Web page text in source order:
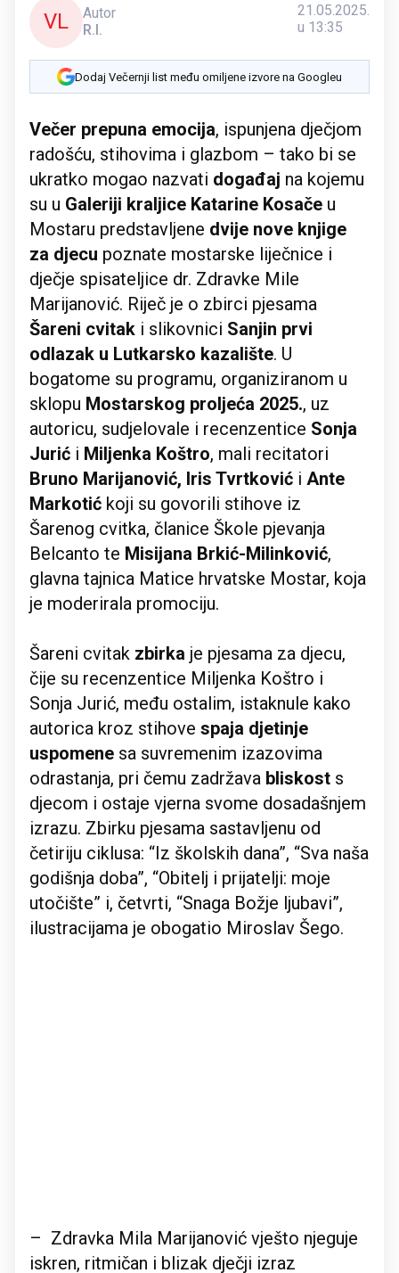
VL
Autor
R.I.
21.05.2025.
u 13:35
Dodaj Večernji list među omiljene izvore na Googleu
Večer prepuna emocija, ispunjena dječjom
radošću, stihovima i glazbom – tako bi se
ukratko mogao nazvati događaj na kojemu
su u Galeriji kraljice Katarine Kosače u
Mostaru predstavljene dvije nove knjige
za djecu poznate mostarske liječnice i
dječje spisateljice dr. Zdravke Mile
Marijanović. Riječ je o zbirci pjesama
Šareni cvitak i slikovnici Sanjin prvi
odlazak u Lutkarsko kazalište. U
bogatome su programu, organiziranom u
sklopu Mostarskog proljeća 2025., uz
autoricu, sudjelovale i recenzentice Sonja
Jurić i Miljenka Koštro, mali recitatori
Bruno Marijanović, Iris Tvrtković i Ante
Markotić koji su govorili stihove iz
Šarenog cvitka, članice Škole pjevanja
Belcanto te Misijana Brkić-Milinković,
glavna tajnica Matice hrvatske Mostar, koja
je moderirala promociju.
Šareni cvitak zbirka je pjesama za djecu,
čije su recenzentice Miljenka Koštro i
Sonja Jurić, među ostalim, istaknule kako
autorica kroz stihove spaja djetinje
uspomene sa suvremenim izazovima
odrastanja, pri čemu zadržava bliskost s
djecom i ostaje vjerna svome dosadašnjem
izrazu. Zbirku pjesama sastavljenu od
četiriju ciklusa: “Iz školskih dana”, “Sva naša
godišnja doba”, “Obitelj i prijatelji: moje
utočište” i, četvrti, “Snaga Božje ljubavi”,
ilustracijama je obogatio Miroslav Šego.
– Zdravka Mila Marijanović vješto njeguje
iskren, ritmičan i blizak dječji izraz